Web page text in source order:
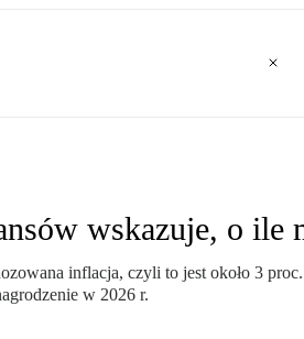
wskazuje, o ile
inflacja, czyli to jest około 3
w 2026 r.